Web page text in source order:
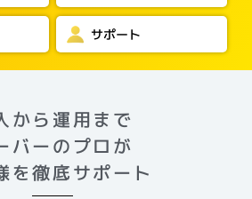
サポート
から運用まで
バーのプロが
を徹底サポート